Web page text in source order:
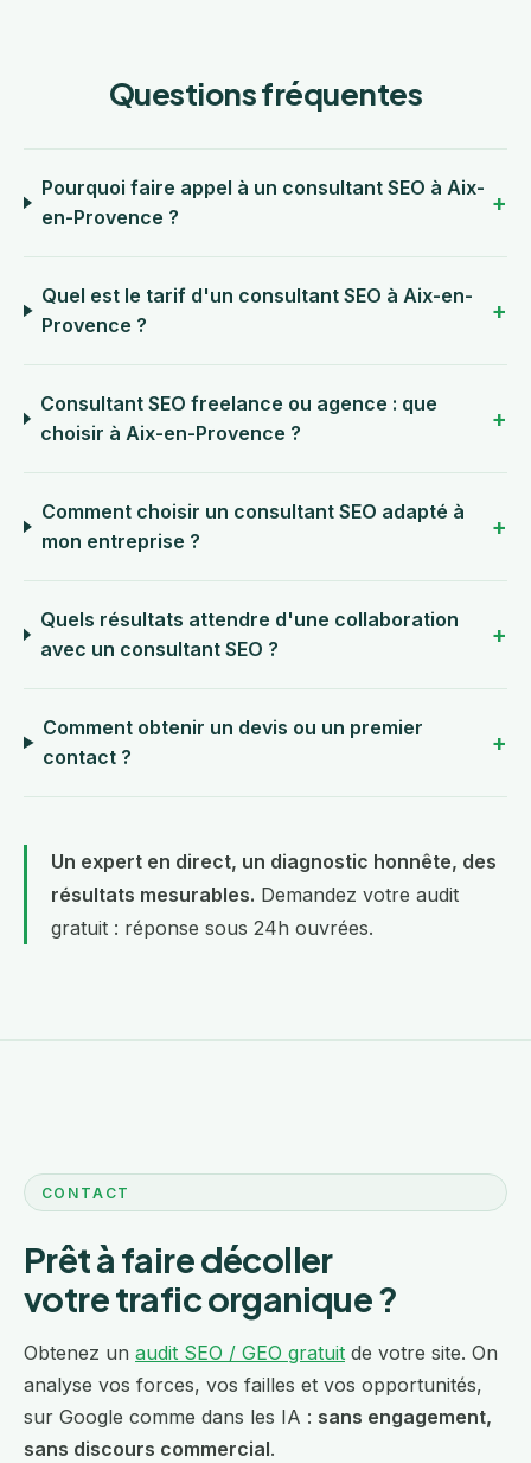
Questions fréquentes
Pourquoi faire appel à un consultant SEO à Aix-
en-Provence ?
Quel est le tarif d'un consultant SEO à Aix-en-
Provence ?
Consultant SEO freelance ou agence : que
choisir à Aix-en-Provence ?
Comment choisir un consultant SEO adapté à
mon entreprise ?
Quels résultats attendre d'une collaboration
avec un consultant SEO ?
Comment obtenir un devis ou un premier
contact ?
Un expert en direct, un diagnostic honnête, des
résultats mesurables. Demandez votre audit
gratuit : réponse sous 24h ouvrées.
CONTACT
Prêt à faire décoller
votre trafic organique ?
Obtenez un audit SEO / GEO gratuit de votre site. On
analyse vos forces, vos failles et vos opportunités,
sur Google comme dans les IA : sans engagement,
sans discours commercial.